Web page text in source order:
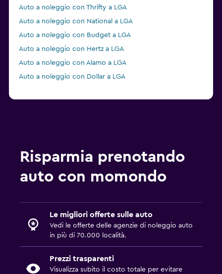
Auto a noleggio con Thrifty a LGA
Auto a noleggio con National a LGA
Auto a noleggio con Budget a LGA
Auto a noleggio con Hertz a LGA
Auto a noleggio con Alamo a LGA
Auto a noleggio con Dollar a LGA
Risparmia prenotando
auto con momondo
Le migliori offerte sulle auto
Vedi le offerte delle agenzie di noleggio auto
in più di 70.000 località.
Prezzi trasparenti
Visualizza subito il costo totale per evitare